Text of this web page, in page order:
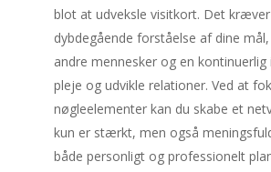
blot at udveksle visitkort. Det
dybdegående forståelse af dine
andre mennesker og en
pleje og udvikle relationer. Ved at
nøgleelementer kan du skabe et
kun er stærkt, men også
både personligt og professionelt